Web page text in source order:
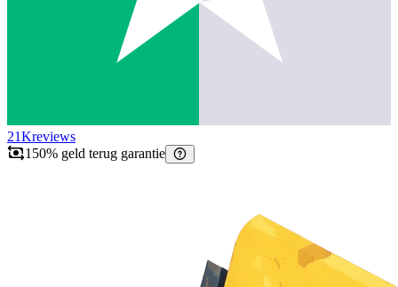
21Kreviews
150% geld terug garantie